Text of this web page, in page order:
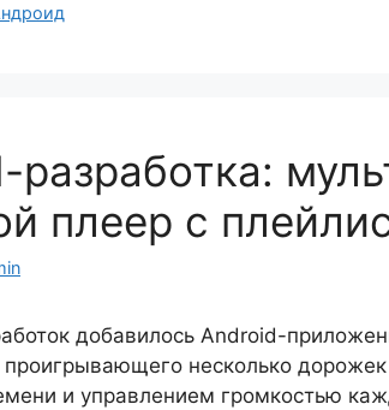
разработка:
плеер с
добавилось Android-
несколько
и управлением громкостью